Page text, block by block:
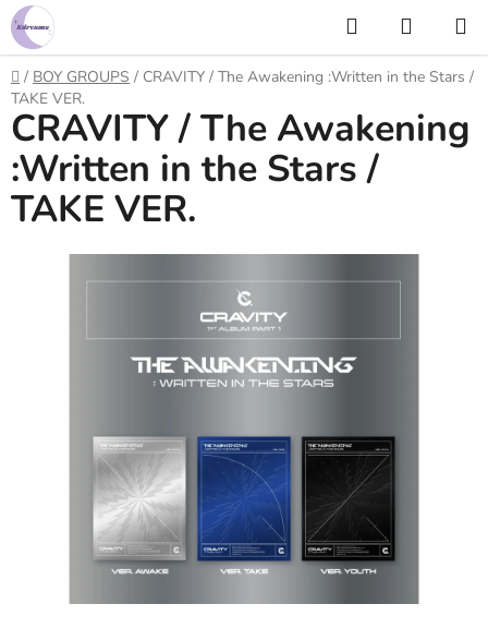
Prejsť
na
obsah
Hľadať
KOŠÍK
Domov
/ BOY GROUPS / CRAVITY / The Awakening :Written in the Stars /
TAKE VER.
CRAVITY / The Awakening
:Written in the Stars /
TAKE VER.